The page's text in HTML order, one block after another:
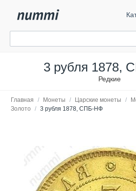
3 рубля 1878,
Редкие
Главная / Монеты / Царские монеты /
Золото
/ 3 рубля 1878, СПБ-НФ